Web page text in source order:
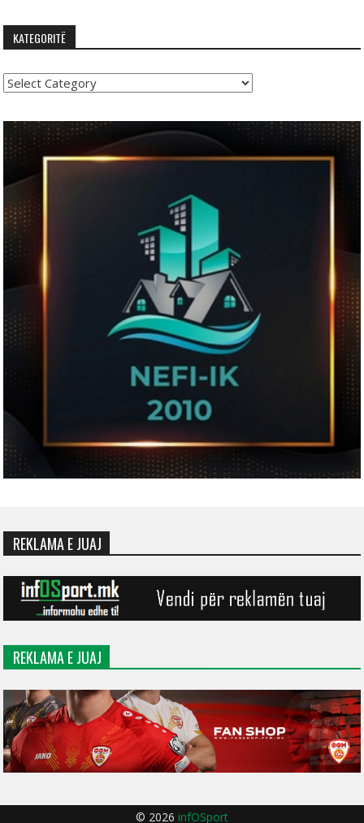
KATEGORITË
Kategoritë
REKLAMA E JUAJ
REKLAMA E JUAJ
© 2026 infOSport